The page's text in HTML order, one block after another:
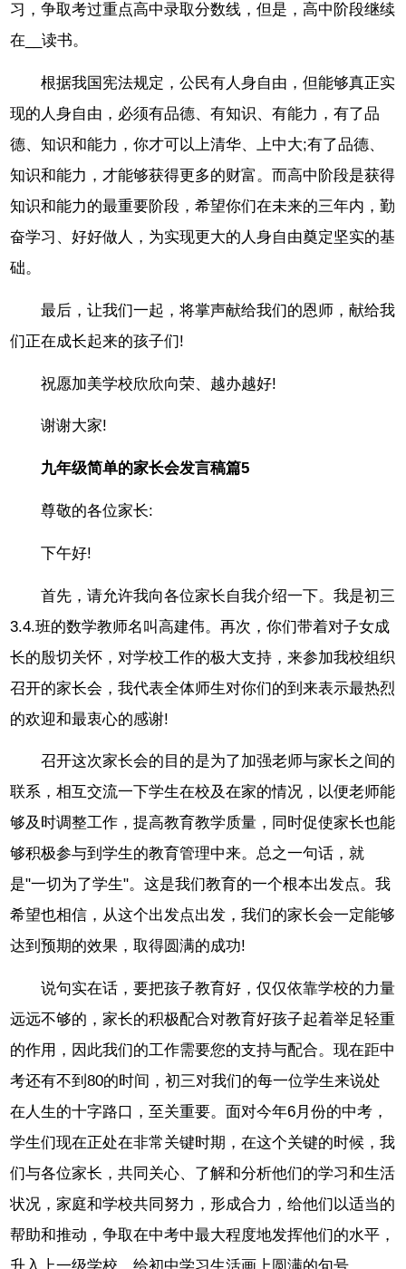
习，争取考过重点高中录取分数线，但是，高中阶段继续
在__读书。
根据我国宪法规定，公民有人身自由，但能够真正实
现的人身自由，必须有品德、有知识、有能力，有了品
德、知识和能力，你才可以上清华、上中大;有了品德、
知识和能力，才能够获得更多的财富。而高中阶段是获得
知识和能力的最重要阶段，希望你们在未来的三年内，勤
奋学习、好好做人，为实现更大的人身自由奠定坚实的基
础。
最后，让我们一起，将掌声献给我们的恩师，献给我
们正在成长起来的孩子们!
祝愿加美学校欣欣向荣、越办越好!
谢谢大家!
九年级简单的家长会发言稿篇5
尊敬的各位家长:
下午好!
首先，请允许我向各位家长自我介绍一下。我是初三
3.4.班的数学教师名叫高建伟。再次，你们带着对子女成
长的殷切关怀，对学校工作的极大支持，来参加我校组织
召开的家长会，我代表全体师生对你们的到来表示最热烈
的欢迎和最衷心的感谢!
召开这次家长会的目的是为了加强老师与家长之间的
联系，相互交流一下学生在校及在家的情况，以便老师能
够及时调整工作，提高教育教学质量，同时促使家长也能
够积极参与到学生的教育管理中来。总之一句话，就
是"一切为了学生"。这是我们教育的一个根本出发点。我
希望也相信，从这个出发点出发，我们的家长会一定能够
达到预期的效果，取得圆满的成功!
说句实在话，要把孩子教育好，仅仅依靠学校的力量
远远不够的，家长的积极配合对教育好孩子起着举足轻重
的作用，因此我们的工作需要您的支持与配合。现在距中
考还有不到80的时间，初三对我们的每一位学生来说处
在人生的十字路口，至关重要。面对今年6月份的中考，
学生们现在正处在非常关键时期，在这个关键的时候，我
们与各位家长，共同关心、了解和分析他们的学习和生活
状况，家庭和学校共同努力，形成合力，给他们以适当的
帮助和推动，争取在中考中最大程度地发挥他们的水平，